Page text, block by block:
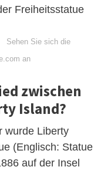
Freiheitsstatue
Sehen Sie sich die
an
zwischen
Island?
wurde Liberty
(Englisch: Statue
auf der Insel